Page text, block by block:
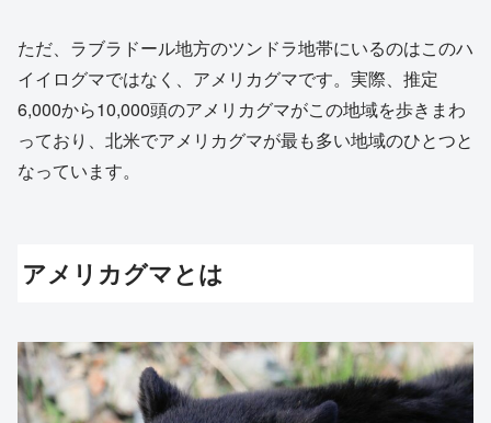
ただ、ラブラドール地方のツンドラ地帯にいるのはこのハ
イイログマではなく、アメリカグマです。実際、推定
6,000から10,000頭のアメリカグマがこの地域を歩きまわ
っており、北米でアメリカグマが最も多い地域のひとつと
なっています。
アメリカグマとは